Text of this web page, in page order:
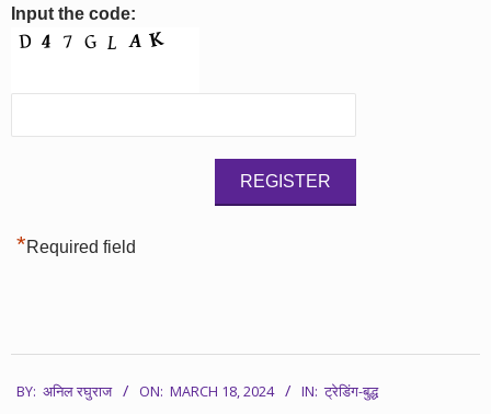
Input the code:
*Required field
03-
BY: अनिल रघुराज ON: MARCH 18, 2024 IN: ट्रेडिंग-बुद्ध